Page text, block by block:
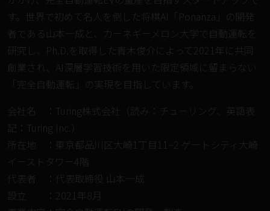
す。世界で初めて名人を倒した将棋AI「Ponanza」の開発
者である⼭本⼀成と、カーネギーメロン⼤学で自動運転を
研究し、Ph.D.を取得した⻘⽊俊介によって2021年に共同
創業され、AI深層学習技術を⽤いた限定領域に留まらない
「完全自動運転」の実現を目指しています。
会社名 ：Turing株式会社（読み：チューリング、英語表
記：Turing Inc.）
所在地 ：東京都品川区大崎1丁目11−2 ゲートシティ大崎
イーストタワー4階
代表者 ：代表取締役 ⼭本⼀成
設⽴ ：2021年8⽉